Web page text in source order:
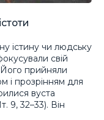
істину чи людську
свій
Його прийняли
і прозрінням для
вуста
9, 32–33). Він